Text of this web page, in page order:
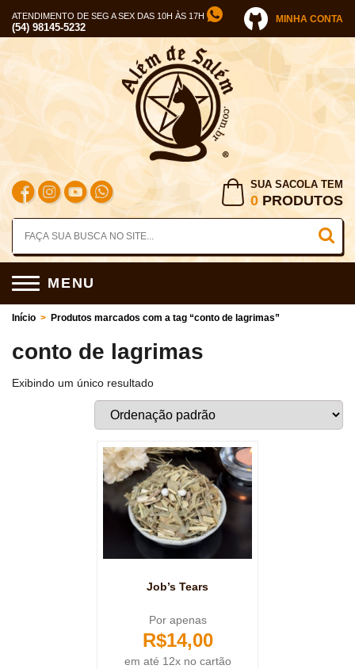
ATENDIMENTO DE SEG A SEX DAS 10H ÀS 17H
(54) 98145-5232
MINHA CONTA
SUA SACOLA TEM
0 PRODUTOS
MENU
Início > Produtos marcados com a tag “conto de lagrimas”
conto de lagrimas
Exibindo um único resultado
Job’s Tears
Por apenas
R$14,00
em até 12x no cartão